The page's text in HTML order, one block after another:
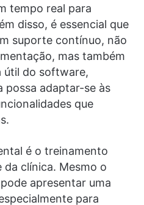
tempo real para
disso, é essencial que
suporte contínuo, não
mas também
útil do software,
possa adaptar-se às
que
é o treinamento
da clínica. Mesmo o
apresentar uma
para